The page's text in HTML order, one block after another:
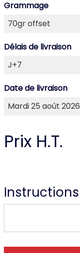
Grammage
Délais de livraison
Date de livraison
Prix H.T.